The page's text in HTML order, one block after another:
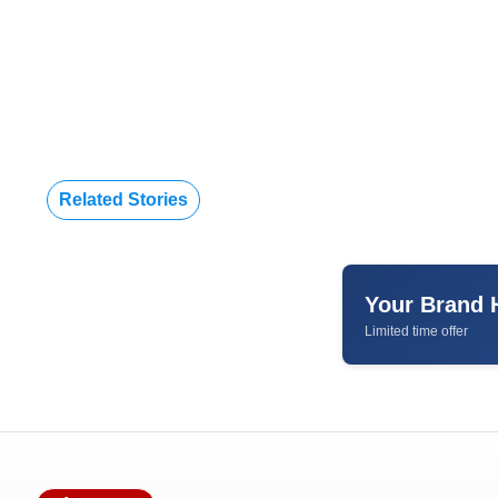
Related Stories
Your Brand
Limited time offer